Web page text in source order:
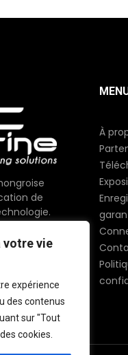
votre vie
expérience
des contenus
sur "Tout
cookies.
de
de la plus
À